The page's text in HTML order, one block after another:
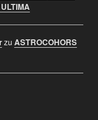
zu ASTROCOHORS